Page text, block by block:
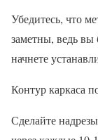
Убедитесь, что
заметны, ведь вы
начнете
Контур каркаса
Сделайте